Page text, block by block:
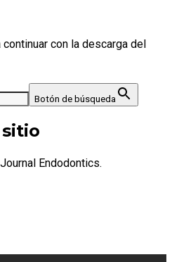
con la descarga del
Botón de búsqueda
Endodontics.